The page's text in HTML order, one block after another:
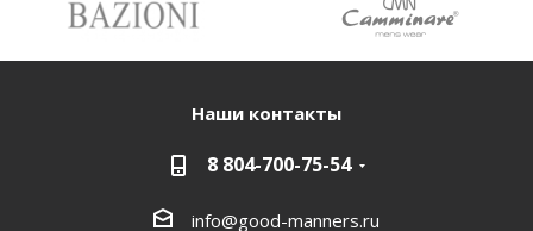
Наши контакты
8 804-700-75-54
info@good-manners.ru